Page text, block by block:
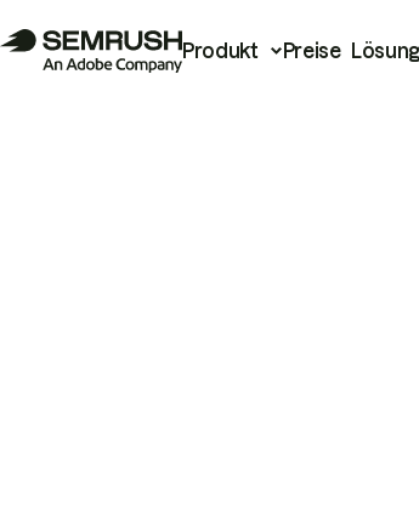
Produkt Preise